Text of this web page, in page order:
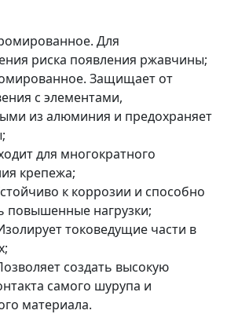
Для
риска появления ржавчины;
Защищает от
с элементами,
из алюминия и предохраняет
для многократного
крепежа;
к коррозии и способно
повышенные нагрузки;
токоведущие части в
создать высокую
самого шурупа и
материала.